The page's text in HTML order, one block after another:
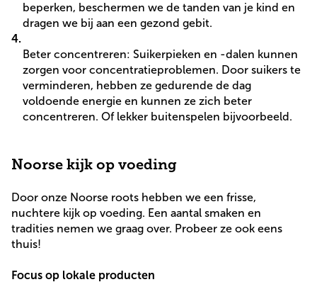
beperken, beschermen we de tanden van je kind en
dragen we bij aan een gezond gebit.
Beter concentreren: Suikerpieken en -dalen kunnen
zorgen voor concentratieproblemen. Door suikers te
verminderen, hebben ze gedurende de dag
voldoende energie en kunnen ze zich beter
concentreren. Of lekker buitenspelen bijvoorbeeld.
Noorse kijk op voeding
Door onze Noorse roots hebben we een frisse,
nuchtere kijk op voeding. Een aantal smaken en
tradities nemen we graag over. Probeer ze ook eens
thuis!
Focus op lokale producten